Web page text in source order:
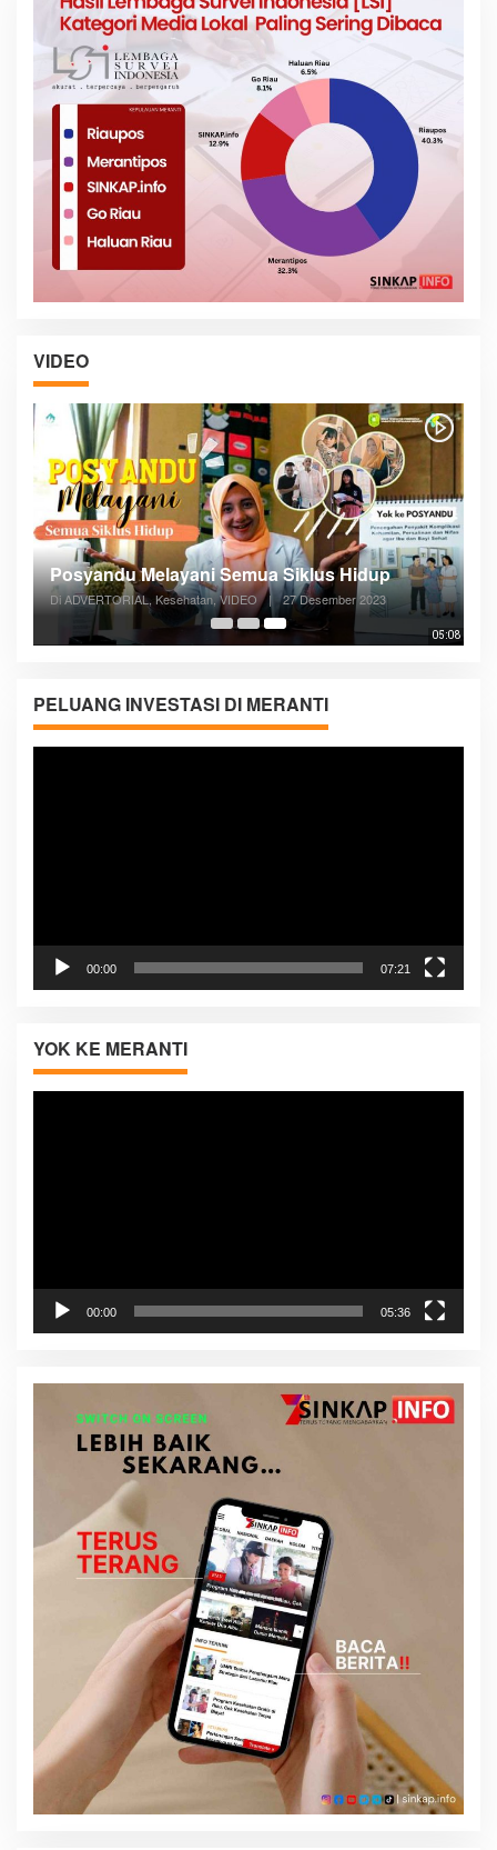
VIDEO
05:08
Posyandu Melayani Semua Siklus Hidup
Di ADVERTORIAL, Kesehatan, VIDEO | 27 Desember 2023
PELUANG INVESTASI DI MERANTI
00:00 07:21
YOK KE MERANTI
Pemutar
00:00 05:36